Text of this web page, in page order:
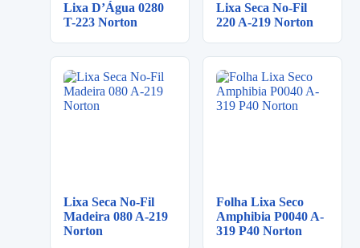
Lixa D’Água 0280
T-223 Norton
Lixa Seca No-Fil
220 A-219 Norton
Lixa Seca No-Fil
Madeira 080 A-219
Norton
Folha Lixa Seco
Amphibia P0040 A-
319 P40 Norton